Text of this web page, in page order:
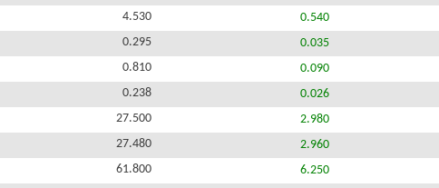
4.530 0.540
0.295 0.035
0.810 0.090
0.238 0.026
27.500 2.980
27.480 2.960
61.800 6.250